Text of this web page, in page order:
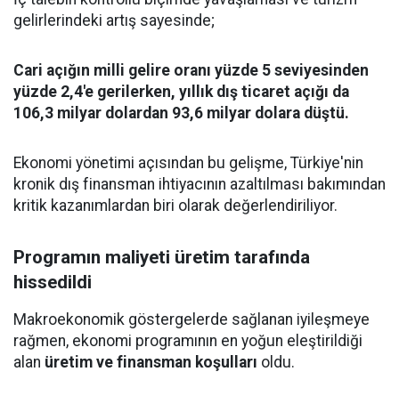
gelirlerindeki artış sayesinde;
Cari açığın milli gelire oranı yüzde 5 seviyesinden
yüzde 2,4'e gerilerken, yıllık dış ticaret açığı da
106,3 milyar dolardan 93,6 milyar dolara düştü.
Ekonomi yönetimi açısından bu gelişme, Türkiye'nin
kronik dış finansman ihtiyacının azaltılması bakımından
kritik kazanımlardan biri olarak değerlendiriliyor.
Programın maliyeti üretim tarafında
hissedildi
Makroekonomik göstergelerde sağlanan iyileşmeye
rağmen, ekonomi programının en yoğun eleştirildiği
alan üretim ve finansman koşulları oldu.